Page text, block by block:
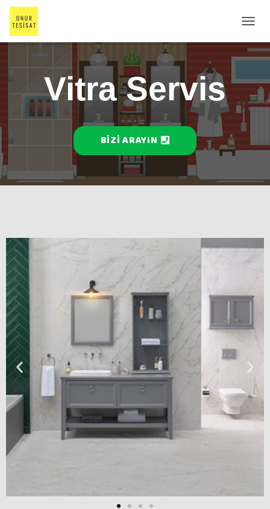
E
N
A
Ç
A
Vitra Servis
BIZI ARAYIN